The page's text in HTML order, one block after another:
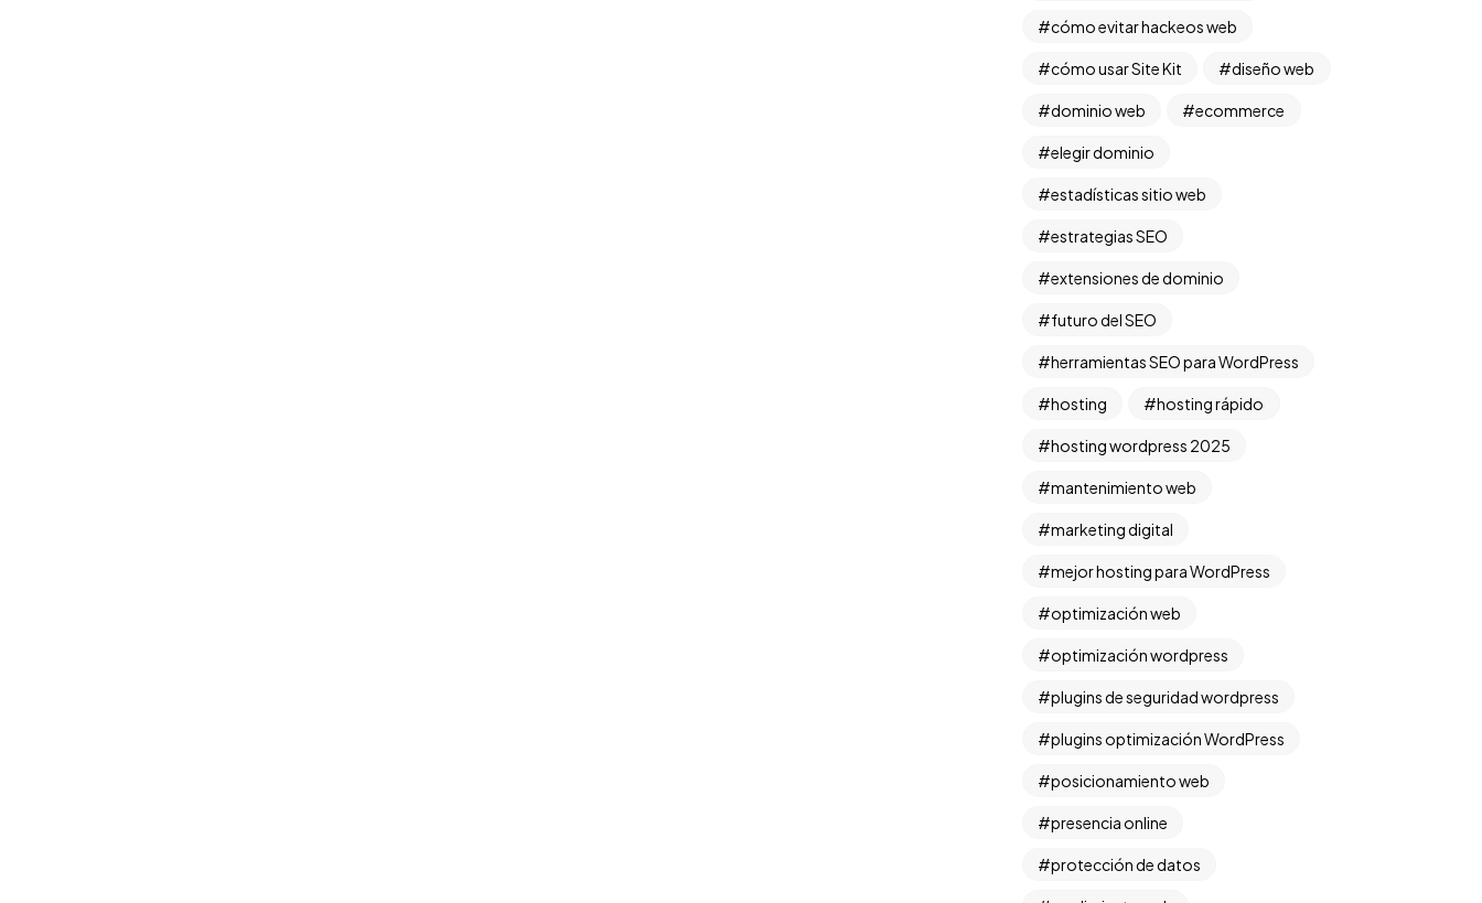
cómo evitar hackeos web
cómo usar Site Kit diseño web
dominio web ecommerce
elegir dominio
estadísticas sitio web
estrategias SEO
extensiones de dominio
futuro del SEO
herramientas SEO para WordPress
hosting hosting rápido
hosting wordpress 2025
mantenimiento web
marketing digital
mejor hosting para WordPress
optimización web
optimización wordpress
plugins de seguridad wordpress
plugins optimización WordPress
posicionamiento web
presencia online
protección de datos